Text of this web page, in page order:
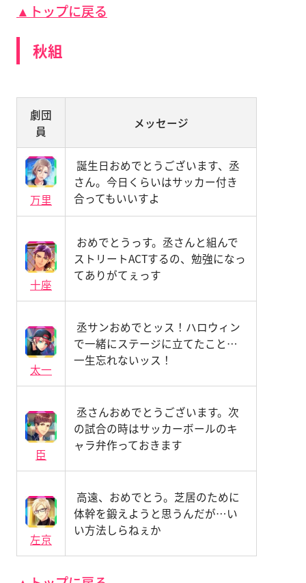
▲トップに戻る
秋組
劇団
員
メッセージ
万里
誕生日おめでとうございます、丞
さん。今日くらいはサッカー付き
合ってもいいすよ
十座
おめでとうっす。丞さんと組んで
ストリートACTするの、勉強になっ
てありがてぇっす
太一
丞サンおめでとッス！ハロウィン
で一緒にステージに立てたこと…
一生忘れないッス！
臣
丞さんおめでとうございます。次
の試合の時はサッカーボールのキ
ャラ弁作っておきます
左京
高遠、おめでとう。芝居のために
体幹を鍛えようと思うんだが…い
い方法しらねぇか